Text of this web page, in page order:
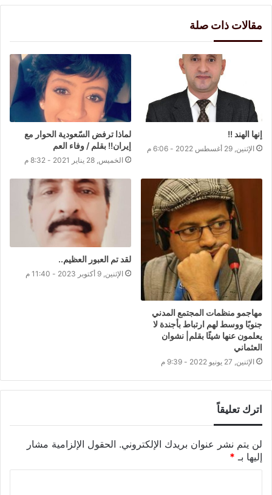
مقالات ذات صلة
إنها الهند !!
الإثنين, 29 أغسطس 2022 - 6:06 م
لماذا ترفض السّعودية الحوار مع
إيران!! بقلم / وفاء العم
الخميس, 28 يناير 2021 - 8:32 م
مهاجمو منظمات المجتمع المدني
جنوبًا ووسط لهم ارتباط بأجندة لا
يعلمون عنها شيئًا بقلم| نشوان
العثماني
الإثنين, 27 يونيو 2022 - 9:39 م
لقد تم العبور العظيم..
الإثنين, 9 أكتوبر 2023 - 11:40 م
اترك تعليقاً
لن يتم نشر عنوان بريدك الإلكتروني. الحقول الإلزامية مشار
إليها بـ *